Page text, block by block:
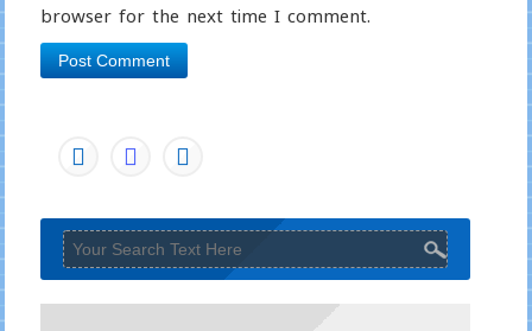
browser for the next time I comment.